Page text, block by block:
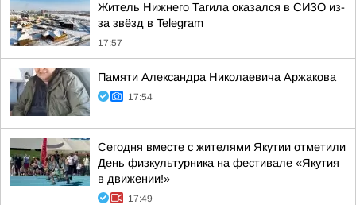
Житель Нижнего Тагила оказался в СИЗО из-
за звёзд в Telegram
17:57
Памяти Александра Николаевича Аржакова
17:54
Сегодня вместе с жителями Якутии отметили
День физкультурника на фестивале «Якутия
в движении!»
17:49